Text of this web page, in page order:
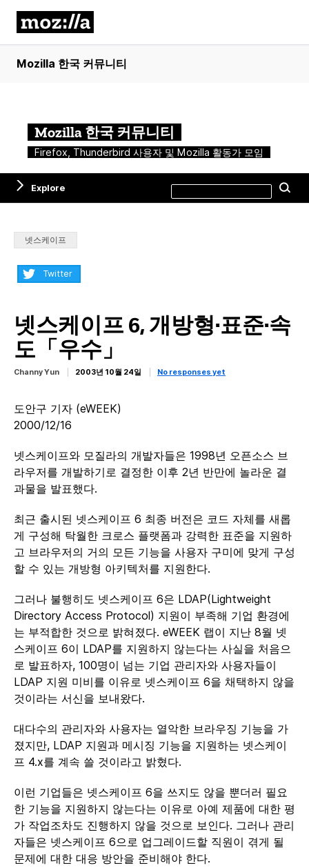
Mozilla 한국 커뮤니티
Mozilla 한국 커뮤니티
Firefox, Thunderbird 사용자 및 Mozilla 활동가 모임
Explore
this
site
Categories:
넷스케이프
Share:Twitter
넷스케이프 6, 개방형·표준·속
도「우수」
Channy Yun 2003년 10월 24일 No responses yet
도안구 기자 (eWEEK)
2000/12/16
넷스케이프와 모질라의 개발자들은 1998년 오픈소스 브
라우저를 개발하기로 결정한 이후 2년 반만에 놀라운 결
과물을 발표했다.
최근 출시된 넷스케이프 6 최종 버전은 코드 자체를 새롭
게 구성해 탁월한 크로스 플랫폼과 강력한 표준을 지원하
고 브라우저의 거의 모든 기능을 사용자 구미에 맞게 구성
할 수 있는 개방형 아키텍처를 지원한다.
그러나 불행히도 넷스케이프 6은 LDAP(Lightweight
Directory Access Protocol) 지원이 부족해 기업 환경에
는 부적합한 것으로 밝혀졌다. eWEEK 랩이 지난 8월 넷
스케이프 6이 LDAP를 지원하지 않는다는 사실을 처음으
로 발표하자, 100명이 넘는 기업 관리자와 사용자들이
LDAP 지원 미비를 이유로 넷스케이프 6을 채택하지 않을
것이라는 서신을 보내왔다.
대다수의 관리자와 사용자는 열악한 브라우징 기능을 가
졌지만, LDAP 지원과 메시징 기능을 지원하는 넷스케이
프 4.x를 계속 쓸 것이라고 밝혔다.
이런 기업들은 넷스케이프 6을 쓰지도 않을 뿐더러 필요
한 기능을 지원하지 않는다는 이유로 아예 제품에 대한 평
가 작업조차도 진행하지 않을 것으로 보인다. 그러나 관리
자들은 넷스케이프 6으로 업그레이드할 직원이 겪게 될
문제에 대한 대응 방안을 준비해야 한다.